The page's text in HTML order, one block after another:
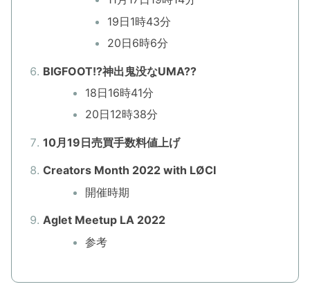
19日1時43分
20日6時6分
BIGFOOT!?神出鬼没なUMA??
18日16時41分
20日12時38分
10月19日売買手数料値上げ
Creators Month 2022 with LØCI
開催時期
Aglet Meetup LA 2022
参考